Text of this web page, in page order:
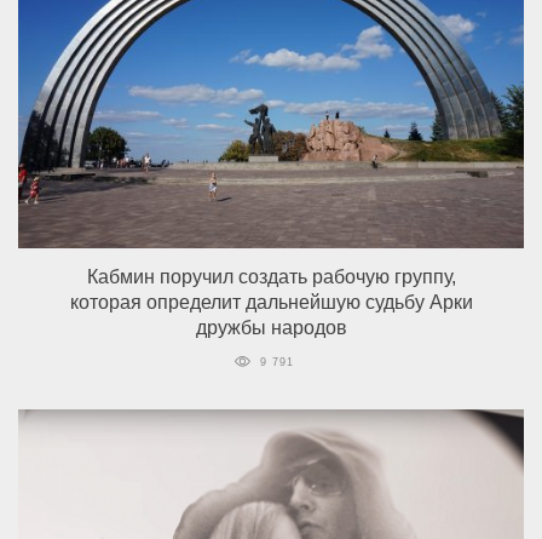
Кабмин поручил создать рабочую группу,
которая определит дальнейшую судьбу Арки
дружбы народов
9 791